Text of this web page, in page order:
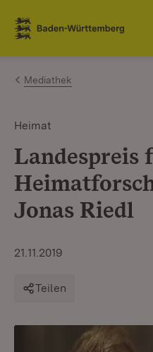
Zum Inhalt springen
Link zur Startseite
Mediathek
Heimat
Landespreis
Jonas Riedl
21.11.2019
Teilen